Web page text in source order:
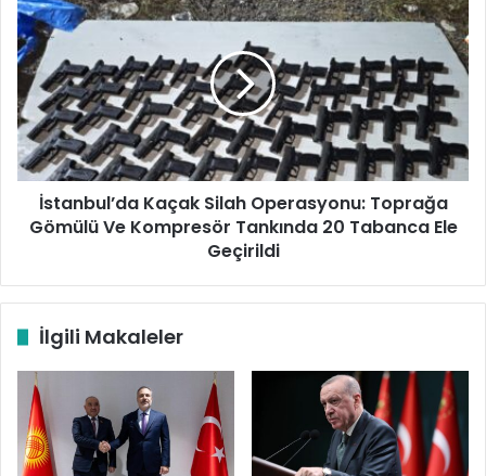
Kaçak
Silah
Operasyonu:
Toprağa
Gömülü
Ve
Kompresör
Tankında
Tabanca
İstanbul’da Kaçak Silah Operasyonu: Toprağa
Gömülü Ve Kompresör Tankında 20 Tabanca Ele
Geçirildi
İlgili Makaleler